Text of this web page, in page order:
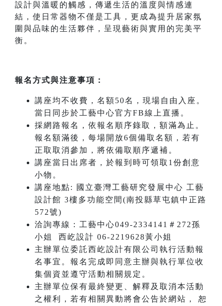
設計與溫暖的觸感，傳遞生活的溫度與情感連
結，使日常器物不僅是工具，更成為提升居家氛
圍與品味的生活夥伴，呈現藝術與實用的完美平
衡。
報名方式與注意事項：
講座均不收費，名額50名，現場自由入座。
當日同步於工藝中心官方FB線上直播。
採網路報名，依報名順序錄取，額滿為止。
報名額滿後，每場開放6個備取名額，若有
正取取消參加，將依備取順序遞補。
講座當日出席者，於報到時可領取1份創意
小物。
講座地點: 國立臺灣工藝研究發展中心 工藝
設計館 3樓多功能空間(南投縣草屯鎮中正路
572號)
洽詢專線：工藝中心049-2334141＃272孫
小姐 西屹設計 06-2219628黃小姐
主辦單位委託西屹設計有限公司執行活動報
名事宜。報名完成即同意主辦與執行單位收
集個資並遵守活動相關規定。
主辦單位保有最終變更、解釋及取消本活動
之權利，若有相關異動將會公告於網站， 恕